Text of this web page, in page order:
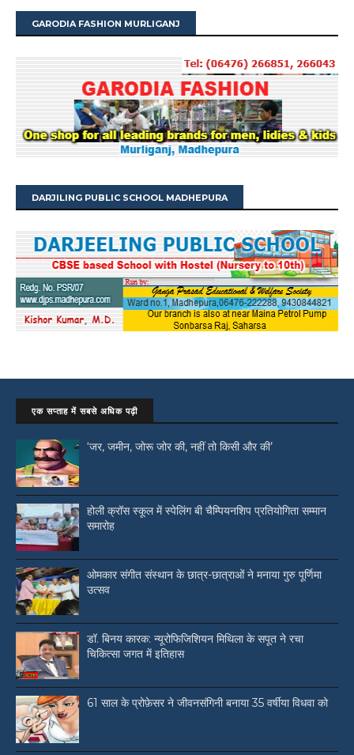
GARODIA FASHION MURLIGANJ
DARJILING PUBLIC SCHOOL MADHEPURA
एक सप्ताह में सबसे अधिक पढ़ी
‘जर, जमीन, जोरू जोर की, नहीं तो किसी और की’
होली क्रॉस स्कूल में स्पेलिंग बी चैम्पियनशिप प्रतियोगिता सम्मान
समारोह
ओमकार संगीत संस्थान के छात्र-छात्राओं ने मनाया गुरु पूर्णिमा
उत्सव
डॉ. बिनय कारक: न्यूरोफिजिशियन मिथिला के सपूत ने रचा
चिकित्सा जगत में इतिहास
61 साल के प्रोफ़ेसर ने जीवनसंगिनी बनाया 35 वर्षीया विधवा को